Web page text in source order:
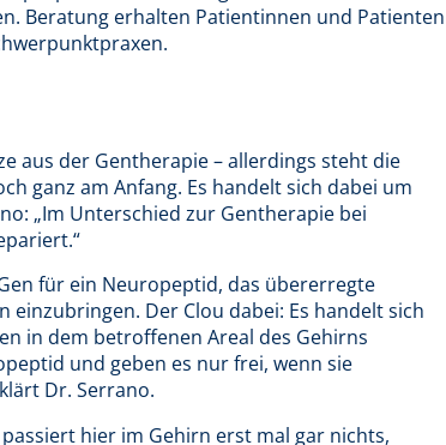
Beratung erhalten Patientinnen und Patienten
aus der Gentherapie – allerdings steht die
ganz am Anfang. Es handelt sich dabei um
„Im Unterschied zur Gentherapie bei
für ein Neuropeptid, das übererregte
Der Clou dabei: Es handelt sich
in dem betroffenen Areal des Gehirns
und geben es nur frei, wenn sie
Dr. Serrano.
hier im Gehirn erst mal gar nichts,